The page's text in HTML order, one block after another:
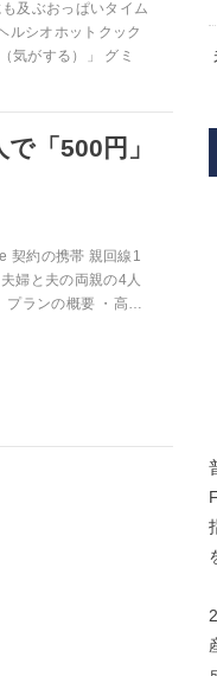
及ぶおっぱいタイム
ルシオホットクック
気がする）」 グミ
「500円」
契約の携帯 親回線1
婦と夫の両親の4人
プランの概要 ・高…